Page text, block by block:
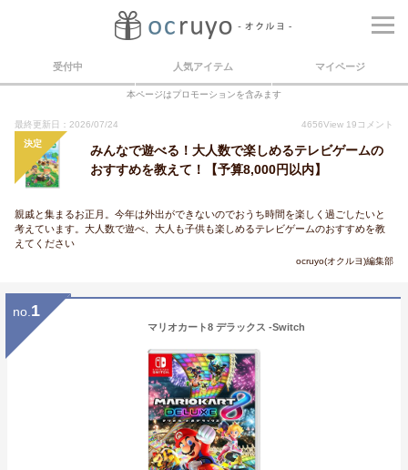
受付中 人気アイテム マイページ
本ページはプロモーションを含みます
最終更新日：2026/07/24 4656View 19 コメント
決定
みんなで遊べる！大人数で楽しめるテレビゲームの
おすすめを教えて！【予算8,000円以内】
親戚と集まるお正月。今年は外出ができないのでおうち時間を楽しく過ごしたいと
考えています。大人数で遊べ、大人も子供も楽しめるテレビゲームのおすすめを教
えてください
ocruyo(オクルヨ)編集部
no. 1
マリオカート8 デラックス -Switch